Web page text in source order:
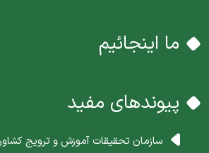
ما اینجائیم
پیوندهای مفید
سازمان تحقیقات آموزش و ترویج